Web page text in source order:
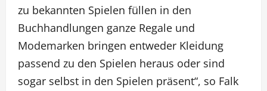
zu bekannten Spielen füllen in den
Buchhandlungen ganze Regale und
Modemarken bringen entweder Kleidung
passend zu den Spielen heraus oder sind
sogar selbst in den Spielen präsent“, so Falk